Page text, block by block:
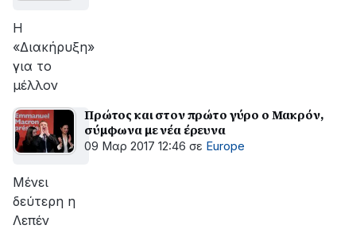
Η
«Διακήρυξη»
για το
μέλλον
Πρώτος και στον πρώτο γύρο ο Μακρόν,
σύμφωνα με νέα έρευνα
09 Μαρ 2017 12:46 σε Europe
Μένει
δεύτερη η
Λεπέν